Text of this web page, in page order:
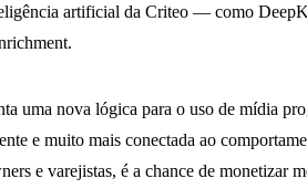
artificial da Criteo — como
uma nova lógica para o uso de mídia
e muito mais conectada ao
e varejistas, é a chance de monetizar